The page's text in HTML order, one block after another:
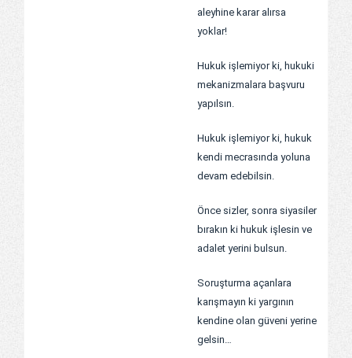
aleyhine karar alırsa
yoklar!
Hukuk işlemiyor ki, hukuki
mekanizmalara başvuru
yapılsın.
Hukuk işlemiyor ki, hukuk
kendi mecrasında yoluna
devam edebilsin.
Önce sizler, sonra siyasiler
bırakın ki hukuk işlesin ve
adalet yerini bulsun.
Soruşturma açanlara
karışmayın ki yargının
kendine olan güveni yerine
gelsin…